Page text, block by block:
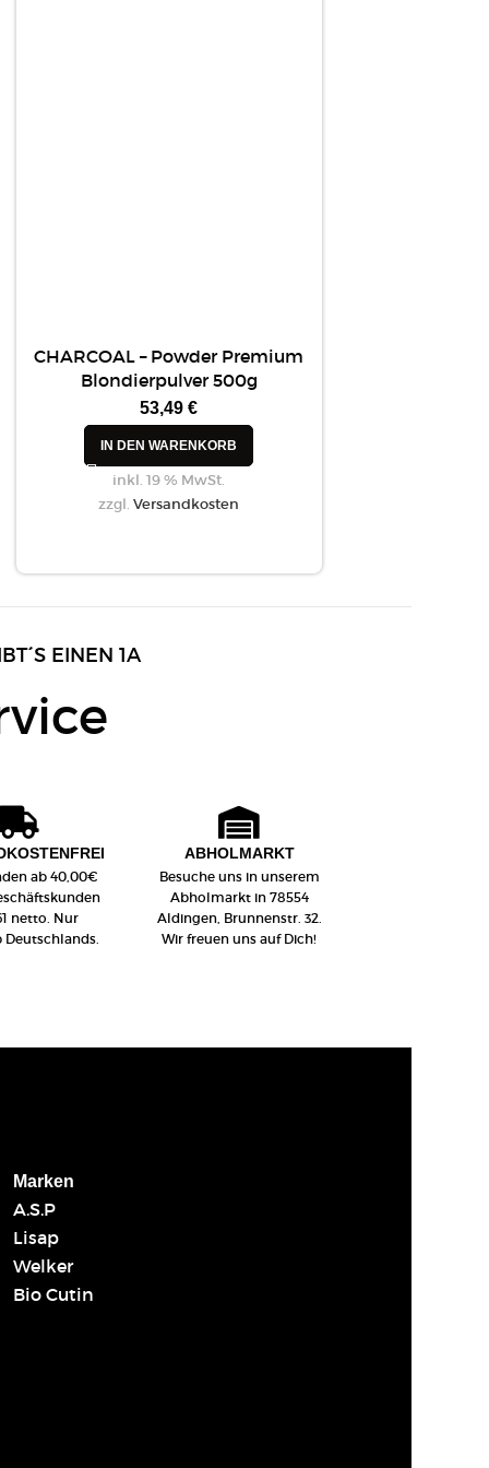
CHARCOAL – Powder Premium
Blondierpulver 500g
53,49€
IN DEN WARENKORB
inkl. 19 % MwSt.
zzgl.Versandkosten
EINEN 1A
ab 40,00€
netto. Nur
Deutschlands.
ABHOLMARKT
Besuche uns in unserem
Abholmarkt in 78554
Aldingen, Brunnenstr. 32.
Wir freuen uns auf Dich!
Marken
A.S.P
Lisap
Welker
Bio Cutin